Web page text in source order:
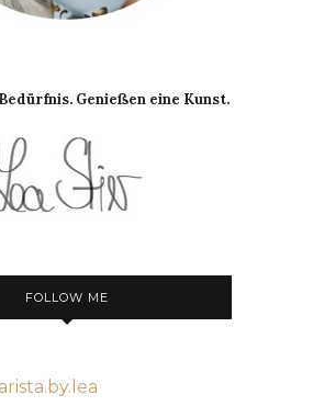
Genießen eine Kunst.
FOLLOW ME